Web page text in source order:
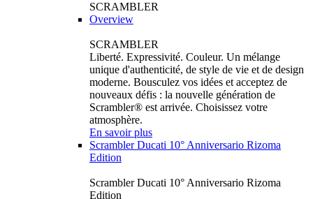
SCRAMBLER
Overview
SCRAMBLER
Liberté. Expressivité. Couleur. Un mélange
unique d'authenticité, de style de vie et de design
moderne. Bousculez vos idées et acceptez de
nouveaux défis : la nouvelle génération de
Scrambler® est arrivée. Choisissez votre
atmosphère.
En savoir plus
Scrambler Ducati 10° Anniversario Rizoma
Edition
Scrambler Ducati 10° Anniversario Rizoma
Edition